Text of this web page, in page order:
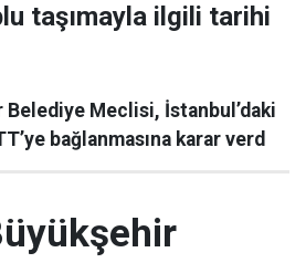
taşımayla ilgili tarihi
Meclisi, İstanbul’daki
bağlanmasına karar verd